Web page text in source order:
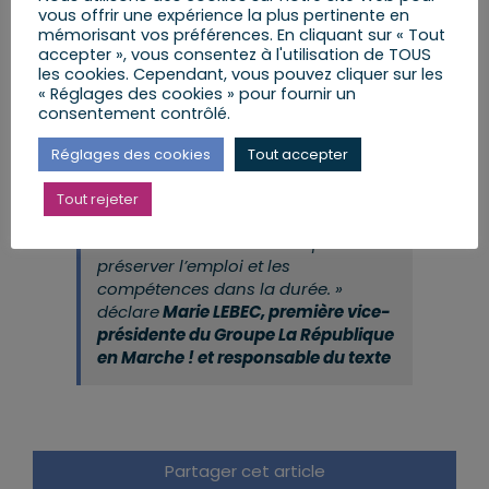
prendre toutes les contremesures nécessaires
pour minorer les conséquences de cette crise.
«A un moment où les effets de la
crise économique se déploient,
l’adaptation du dispositif d’activité
partielle sera cruciale pour
continuer d’aider les entreprises à
préserver l’emploi et les
compétences dans la durée. »
déclareMarie LEBEC, première vice-
présidente du Groupe La République
en Marche ! et responsable du texte
Partager cet article
vous offrir une expérience la plus pertinente en
mémorisant vos préférences. En cliquant sur « Tout
accepter », vous consentez à l'utilisation de TOUS
les cookies. Cependant, vous pouvez cliquer sur les
« Réglages des cookies » pour fournir un
consentement contrôlé.
Réglages des cookies Tout accepter
Tout rejeter